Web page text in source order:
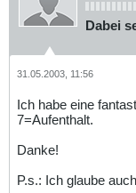
Dabei
31.05.2003, 11:56
Ich habe eine
7=Aufenthalt.
Danke!
P.s.: Ich glaube